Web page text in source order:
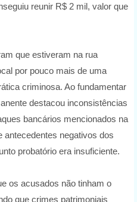
reunir R$ 2 mil, valor que
que estiveram na rua
por pouco mais de uma
criminosa. Ao fundamentar
destacou inconsistências
bancários mencionados na
antecedentes negativos dos
probatório era insuficiente.
os acusados não tinham o
que crimes patrimoniais